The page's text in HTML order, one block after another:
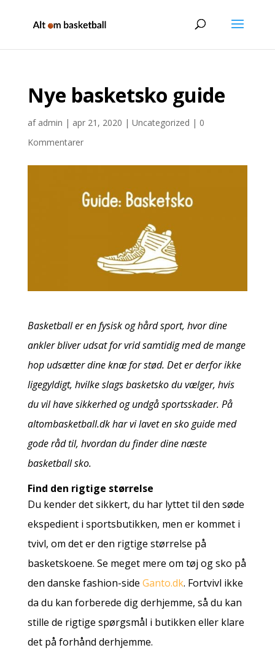
Nye basketsko guide
af admin | apr 21, 2020 | Uncategorized | 0
Kommentarer
Basketball er en fysisk og hård sport, hvor dine
ankler bliver udsat for vrid samtidig med de mange
hop udsætter dine knæ for stød. Det er derfor ikke
ligegyldigt, hvilke slags basketsko du vælger, hvis
du vil have sikkerhed og undgå sportsskader. På
altombasketball.dk har vi lavet en sko guide med
gode råd til, hvordan du finder dine næste
basketball sko.
Find den rigtige størrelse
Du kender det sikkert, du har lyttet til den søde
ekspedient i sportsbutikken, men er kommet i
tvivl, om det er den rigtige størrelse på
basketskoene. Se meget mere om tøj og sko på
den danske fashion-side Ganto.dk. Fortvivl ikke
da du kan forberede dig derhjemme, så du kan
stille de rigtige spørgsmål i butikken eller klare
det på forhånd derhjemme.